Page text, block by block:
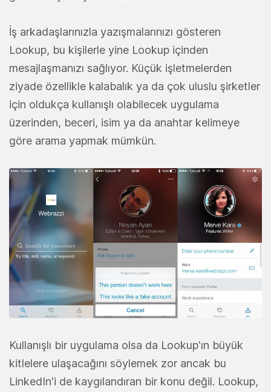
İş arkadaşlarınızla yazışmalarınızı gösteren
Lookup, bu kişilerle yine Lookup içinden
mesajlaşmanızı sağlıyor. Küçük işletmelerden
ziyade özellikle kalabalık ya da çok uluslu şirketler
için oldukça kullanışlı olabilecek uygulama
üzerinden, beceri, isim ya da anahtar kelimeye
göre arama yapmak mümkün.
Kullanışlı bir uygulama olsa da Lookup'ın büyük
kitlelere ulaşacağını söylemek zor ancak bu
LinkedIn'i de kaygılandıran bir konu değil. Lookup,